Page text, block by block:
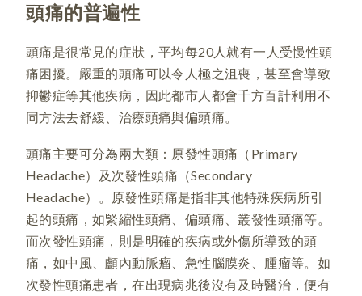
頭痛的普遍性
頭痛是很常見的症狀，平均每20人就有一人受慢性頭
痛困擾。嚴重的頭痛可以令人極之沮喪，甚至會導致
抑鬱症等其他疾病，因此都市人都會千方百計利用不
同方法去舒緩、治療頭痛與偏頭痛。
頭痛主要可分為兩大類：原發性頭痛（Primary
Headache）及次發性頭痛（Secondary
Headache）。原發性頭痛是指非其他特殊疾病所引
起的頭痛，如緊縮性頭痛、偏頭痛、叢發性頭痛等。
而次發性頭痛，則是明確的疾病或外傷所導致的頭
痛，如中風、顱內動脈瘤、急性腦膜炎、腫瘤等。如
次發性頭痛患者，在出現病兆後沒有及時醫治，便有